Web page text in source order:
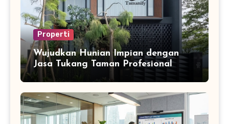
Properti
Wujudkan Hunian Impian dengan
Jasa Tukang Taman Profesional